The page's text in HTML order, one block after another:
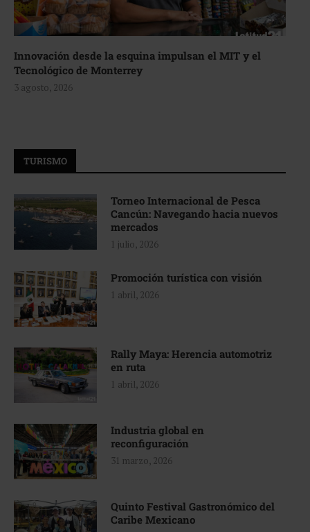
Innovación desde la esquina impulsan el MIT y el
Tecnológico de Monterrey
3 agosto, 2026
TURISMO
Torneo Internacional de Pesca
Cancún: Navegando hacia nuevos
mercados
1 julio, 2026
Promoción turística con visión
1 abril, 2026
Rally Maya: Herencia automotriz
en ruta
1 abril, 2026
Industria global en
reconfiguración
31 marzo, 2026
Quinto Festival Gastronómico del
Caribe Mexicano